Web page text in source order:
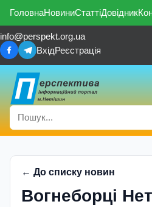
ГоловнаНовиниСтаттіДовідник
info@perspekt.org.ua
ВхідРеєстрація
← До списку новин
Вогнеборці